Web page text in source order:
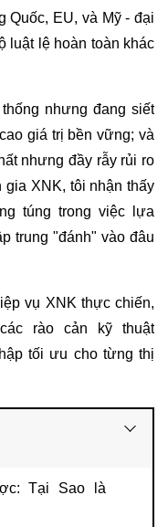
Quốc, EU, và Mỹ - đại
luật lệ hoàn toàn khác
nhưng đang siết
giá trị bền vững; và
nhưng đầy rẫy rủi ro
XNK, tôi nhận thấy
túng trong việc lựa
trung "đánh" vào đâu
vụ XNK thực chiến,
rào cản kỹ thuật
tối ưu cho từng thị
Tại Sao là